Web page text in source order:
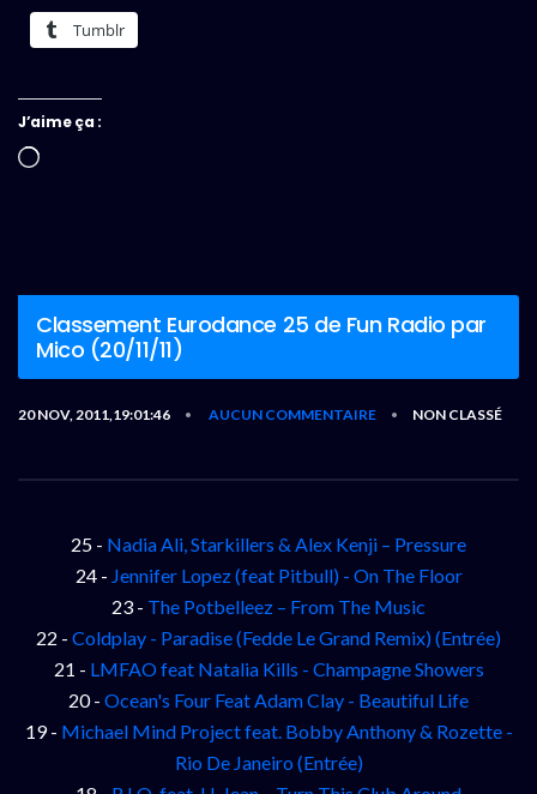
Tumblr
J’aime ça :
Chargement…
Classement Eurodance 25 de Fun Radio par
Mico (20/11/11)
20 NOV, 2011,19:01:46 • AUCUN COMMENTAIRE • NON CLASSÉ
25 - Nadia Ali, Starkillers & Alex Kenji – Pressure
24 - Jennifer Lopez (feat Pitbull) - On The Floor
23 - The Potbelleez – From The Music
22 - Coldplay - Paradise (Fedde Le Grand Remix) (Entrée)
21 - LMFAO feat Natalia Kills - Champagne Showers
20 - Ocean's Four Feat Adam Clay - Beautiful Life
19 - Michael Mind Project feat. Bobby Anthony & Rozette -
Rio De Janeiro (Entrée)